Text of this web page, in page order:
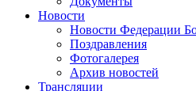
Новости
Новости Федерации
Поздравления
Фотогалерея
Архив новостей
Трансляции